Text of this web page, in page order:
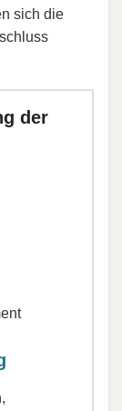
sich die
der